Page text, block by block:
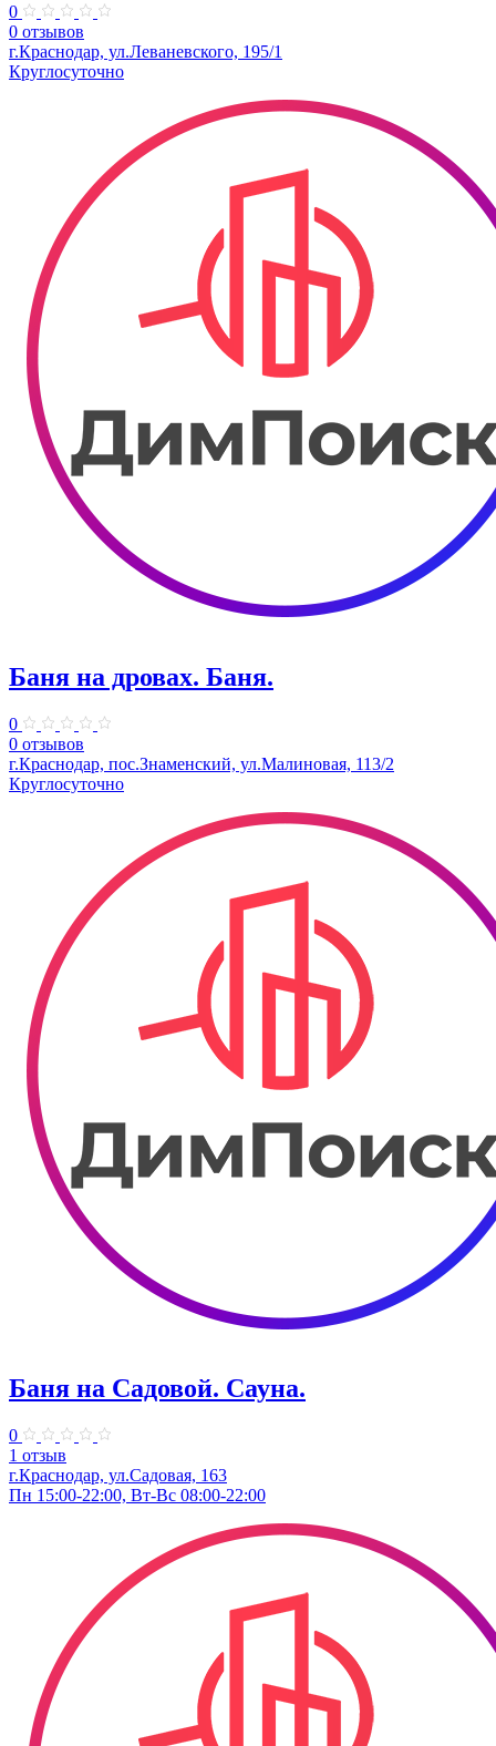
0
0 отзывов
г.Краснодар, ул.Леваневского, 195/1
Круглосуточно
Баня на дровах. Баня.
0
0 отзывов
г.Краснодар, пос.Знаменский, ул.Малиновая, 113/2
Круглосуточно
Баня на Садовой. Сауна.
0
1 отзыв
г.Краснодар, ул.Садовая, 163
Пн 15:00-22:00, Вт-Вс 08:00-22:00